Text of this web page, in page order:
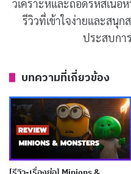
นอกจากฉากแฟชั่นปังๆ ที่ท
แอนดี้ต้องเลือกว่าจะยอมเ
เป็นตัวเองคนเดิม มันชวนใ
เลยล่ะ
The Devil Wears
หาที่ของตัวเองในโลกที่โห
บทความที่เกี่ยวข้อง
วิเคราะห์และถอดรหัสเนื้อ
รีวิวที่เข้าใจง่ายและสนุ
ประสบกา
บทความที่เกี่ยวข้อง